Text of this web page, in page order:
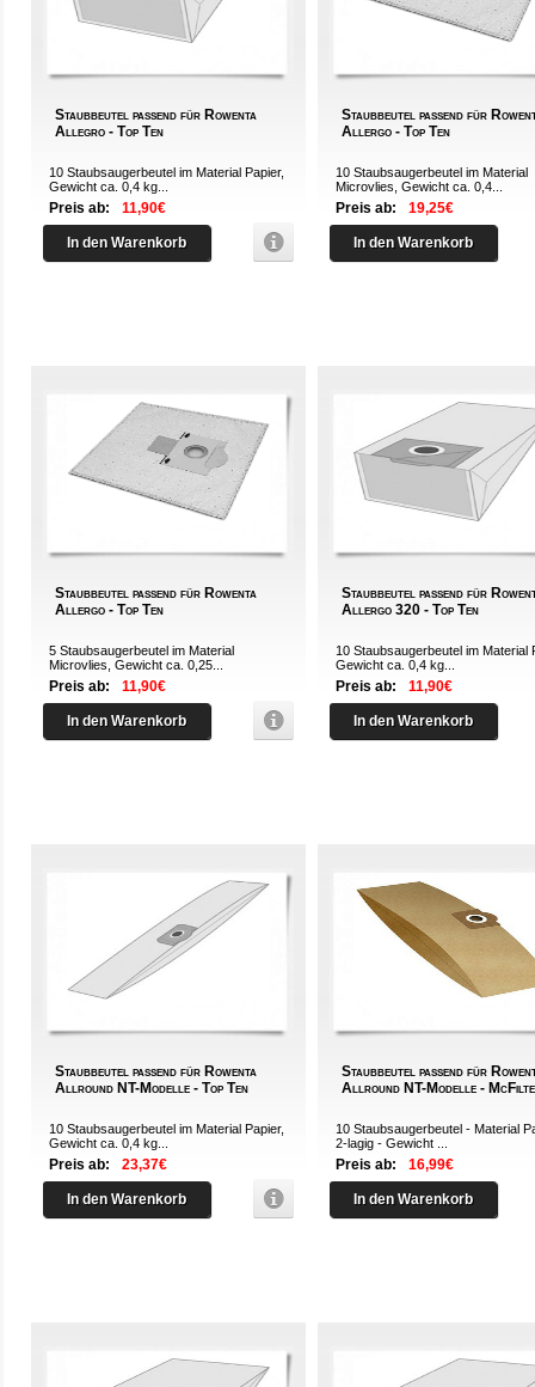
Staubbeutel passend für Rowenta
Allegro - Top Ten
10 Staubsaugerbeutel im Material Papier,
Gewicht ca. 0,4 kg...
Preis ab: 11,90€
In den Warenkorb
Staubbeutel passend für
Allergo - Top Ten
10 Staubsaugerbeutel im Material
Microvlies, Gewicht ca. 0,4...
Preis ab: 19,25€
In den Warenkorb
Staubbeutel passend für Rowenta
Allergo - Top Ten
5 Staubsaugerbeutel im Material
Microvlies, Gewicht ca. 0,25...
Preis ab: 11,90€
In den Warenkorb
Staubbeutel passend für
Allergo 320 - Top Ten
10 Staubsaugerbeutel im Material
Gewicht ca. 0,4 kg...
Preis ab: 11,90€
In den Warenkorb
Staubbeutel passend für Rowenta
Allround NT-Modelle - Top Ten
10 Staubsaugerbeutel im Material Papier,
Gewicht ca. 0,4 kg...
Preis ab: 23,37€
In den Warenkorb
Staubbeutel passend für
Allround NT-Modelle -
10 Staubsaugerbeutel - Material
2-lagig - Gewicht ...
Preis ab: 16,99€
In den Warenkorb